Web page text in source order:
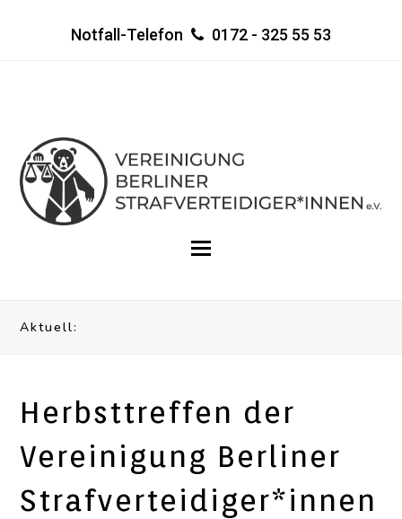
Notfall-Telefon 0172 - 325 55 53
Aktuell:
Herbsttreffen der
Vereinigung Berliner
Strafverteidiger*innen